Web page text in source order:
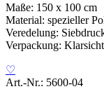
Maße: 150 x 100 cm
Material: spezieller
Veredelung:
Verpackung:
♡
Art.-Nr.: 5600-04